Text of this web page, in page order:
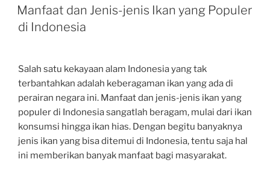
ON
Manfaat dan Jenis-jenis Ikan yang Populer
di Indonesia
Salah satu kekayaan alam Indonesia yang tak
terbantahkan adalah keberagaman ikan yang ada di
perairan negara ini. Manfaat dan jenis-jenis ikan yang
populer di Indonesia sangatlah beragam, mulai dari ikan
konsumsi hingga ikan hias. Dengan begitu banyaknya
jenis ikan yang bisa ditemui di Indonesia, tentu saja hal
ini memberikan banyak manfaat bagi masyarakat.